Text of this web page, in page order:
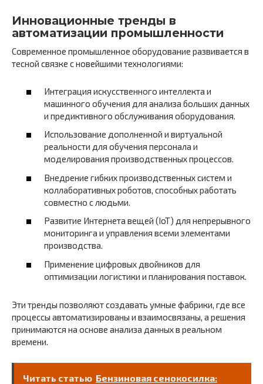
Инновационные тренды в
автоматизации промышленности
Современное промышленное оборудование развивается в
тесной связке с новейшими технологиями:
Интеграция искусственного интеллекта и
машинного обучения для анализа больших данных
и предиктивного обслуживания оборудования.
Использование дополненной и виртуальной
реальности для обучения персонала и
моделирования производственных процессов.
Внедрение гибких производственных систем и
коллаборативных роботов, способных работать
совместно с людьми.
Развитие Интернета вещей (IoT) для непрерывного
мониторинга и управления всеми элементами
производства.
Применение цифровых двойников для
оптимизации логистики и планирования поставок.
Эти тренды позволяют создавать умные фабрики, где все
процессы автоматизированы и взаимосвязаны, а решения
принимаются на основе анализа данных в реальном
времени.
Читать статью Бензиновая сенокосилка: